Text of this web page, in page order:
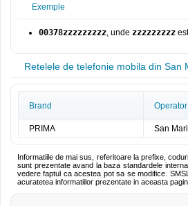
Exemple
00378zzzzzzzzz, unde zzzzzzzzz
Retelele de telefonie mobila din San
Brand Operator
PRIMA San
Informatiile de mai sus, referitoare la prefixe,
sunt prezentate avand la baza standardele
vedere faptul ca acestea pot sa se modifice.
acuratetea informatiilor prezentate in aceasta